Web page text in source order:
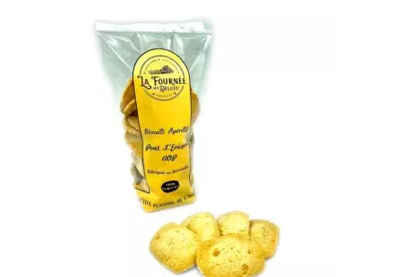
AJOUTER AU PANIER